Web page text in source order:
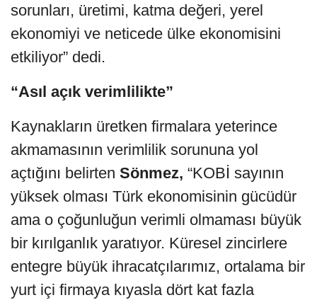
sorunları, üretimi, katma değeri, yerel
ekonomiyi ve neticede ülke ekonomisini
etkiliyor” dedi.
“Asıl açık verimlilikte”
Kaynakların üretken firmalara yeterince
akmamasının verimlilik sorununa yol
açtığını belirten Sönmez, “KOBİ sayının
yüksek olması Türk ekonomisinin gücüdür
ama o çoğunluğun verimli olmaması büyük
bir kırılganlık yaratıyor. Küresel zincirlere
entegre büyük ihracatçılarımız, ortalama bir
yurt içi firmaya kıyasla dört kat fazla